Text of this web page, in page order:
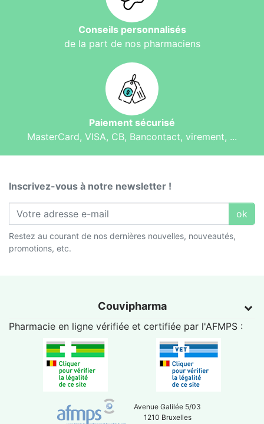
Conseils personnalisés
de la part de nos pharmaciens
Paiement sécurisé
MasterCard, VISA, CB, Bancontact, virement, ...
Inscrivez-vous à notre newsletter !
ok
Restez au courant de nos dernières nouvelles, nouveautés,
promotions, etc.
Couvipharma
Pharmacie en ligne vérifiée et certifiée par l'AFMPS :
Avenue Galilée 5/03
1210 Bruxelles